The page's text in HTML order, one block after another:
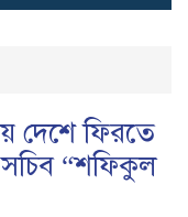
দেশে ফিরতে
সচিব “শফিকুল